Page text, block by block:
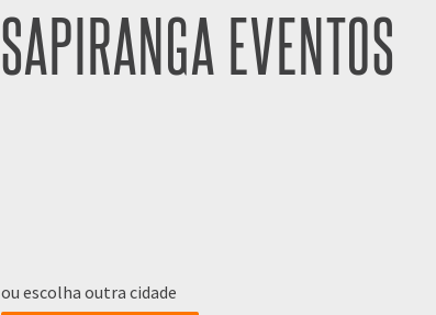
SAPIRANGA EVENTOS
ou escolha outra cidade